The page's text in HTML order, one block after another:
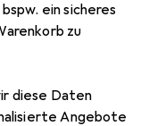
ein sicheres
zu
diese Daten
Angebote
mit